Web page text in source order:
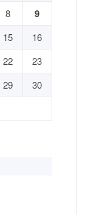
8 9
15
16
22
23
29
30